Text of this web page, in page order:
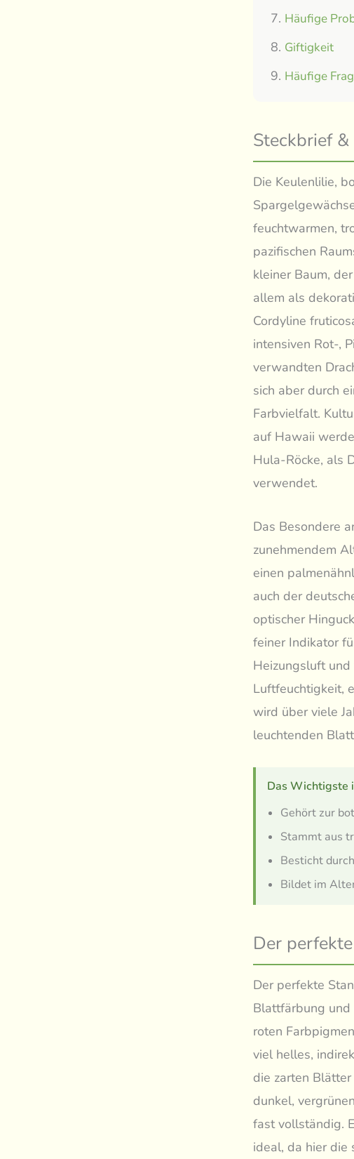
Häufige
Giftigkeit
Häufige
Steckbrief
Die Keulenlilie,
feuchtwarmen,
pazifischen
kleiner Baum,
allem als
Cordyline
intensiven Rot-,
verwandten
sich aber durch
Farbvielfalt.
auf Hawaii
Hula-Röcke, als
verwendet.
Das Besondere
zunehmendem
einen
auch der
optischer
feiner Indikator
Heizungsluft
Luftfeuchtigkeit,
wird über viele
leuchtenden
Das Wichtigste
Gehört zur
Stammt aus
Besticht
Bildet im
Der
Der perfekte
Blattfärbung
roten
viel helles,
die zarten
dunkel,
fast vollständig.
ideal, da hier die